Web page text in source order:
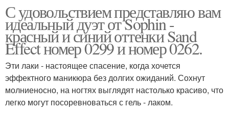
С удовольствием представляю вам
идеальный дуэт от Sophin -
красный и синий оттенки Sand
Effect номер 0299 и номер 0262.
Эти лаки - настоящее спасение, когда хочется
эффектного маникюра без долгих ожиданий. Сохнут
молниеносно, на ногтях выглядят настолько красиво, что
легко могут посоревноваться с гель - лаком.